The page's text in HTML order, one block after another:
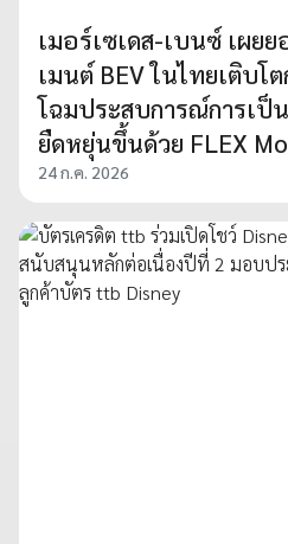
เมอร์เซเดส-เบนซ์ เผย
เมนต์ BEV ในไทยเติบโ
โฉมประสบการณ์การเป็
ยืดหยุ่นขึ้นด้วย FLEX
24 ก.ค. 2026